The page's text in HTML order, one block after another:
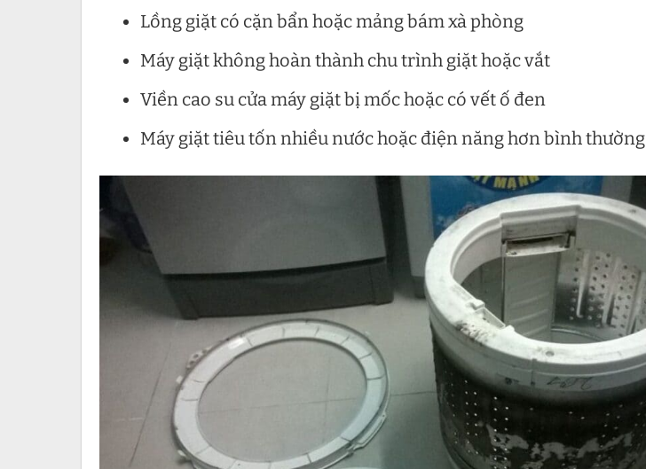
Lồng giặt có cặn bẩn hoặc mảng bám xà phòng
Máy giặt không hoàn thành chu trình giặt hoặc vắt
Viền cao su cửa máy giặt bị mốc hoặc có vết ố đen
Máy giặt tiêu tốn nhiều nước hoặc điện năng hơn bình thường